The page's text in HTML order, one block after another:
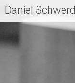
Zum
Inhalt
Daniel Schwerd